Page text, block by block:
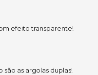
efeito transparente!
são as argolas duplas!